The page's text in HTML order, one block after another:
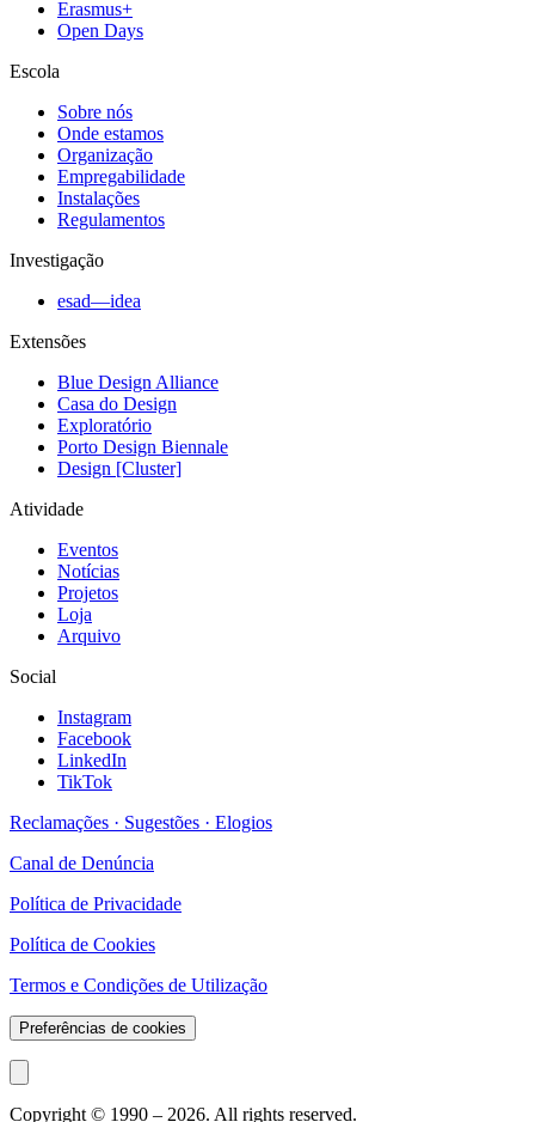
Erasmus+
Open Days
Escola
Sobre nós
Onde estamos
Organização
Empregabilidade
Instalações
Regulamentos
Investigação
esad—idea
Extensões
Blue Design Alliance
Casa do Design
Exploratório
Porto Design Biennale
Design [Cluster]
Atividade
Eventos
Notícias
Projetos
Loja
Arquivo
Social
Instagram
Facebook
LinkedIn
TikTok
Reclamações · Sugestões · Elogios
Canal de Denúncia
Política de Privacidade
Política de Cookies
Termos e Condições de Utilização
Preferências de cookies
Copyright © 1990 – 2026. All rights reserved.